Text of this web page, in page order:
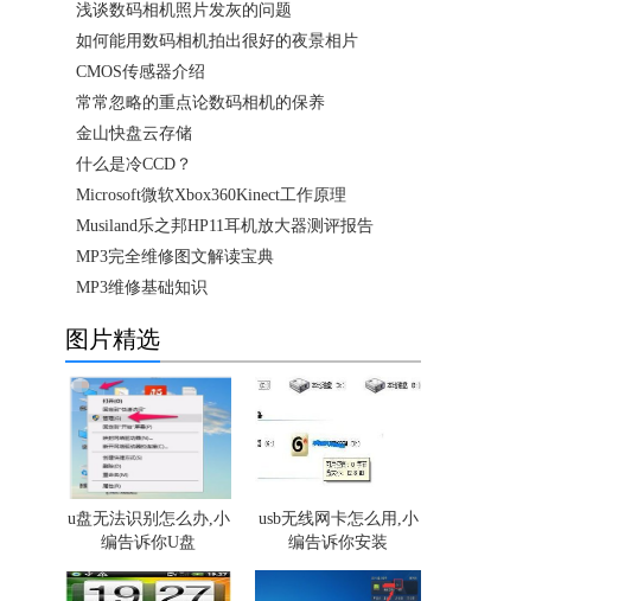
浅谈数码相机照片发灰的问题
如何能用数码相机拍出很好的夜景相片
CMOS传感器介绍
常常忽略的重点论数码相机的保养
金山快盘云存储
什么是冷CCD？
Microsoft微软Xbox360Kinect工作原理
Musiland乐之邦HP11耳机放大器测评报告
MP3完全维修图文解读宝典
MP3维修基础知识
图片精选
u盘无法识别怎么办,小
编告诉你U盘
usb无线网卡怎么用,小
编告诉你安装